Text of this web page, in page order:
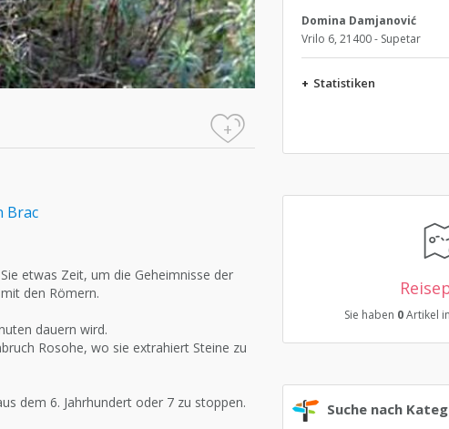
+
Brac
etwas Zeit, um die Geheimnisse der
den Römern.
dauern wird.
Rosohe, wo sie extrahiert Steine ​​zu
dem 6. Jahrhundert oder 7 zu stoppen.
Domina Damjanović
Vrilo 6, 21400 - Supetar
+ Statistiken
Sie haben 0Artikel
Suche nach